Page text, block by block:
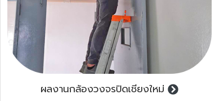
ผลงานกล้องวงจรปิดเชียงใหม่